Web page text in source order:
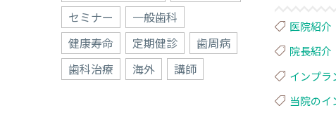
医院紹介
院長紹介
インプラ
当院のイ
セミナー
一般歯科
健康寿命
定期健診
歯周病
歯科治療
海外 講師